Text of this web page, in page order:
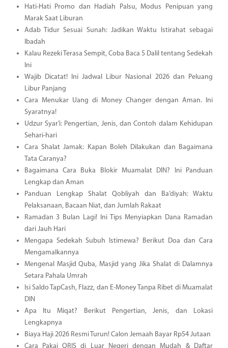
Hati-Hati Promo dan Hadiah Palsu, Modus Penipuan yang
Marak Saat Liburan
Adab Tidur Sesuai Sunah: Jadikan Waktu Istirahat sebagai
Ibadah
Kalau Rezeki Terasa Sempit, Coba Baca 5 Dalil tentang Sedekah
Ini
Wajib Dicatat! Ini Jadwal Libur Nasional 2026 dan Peluang
Libur Panjang
Cara Menukar Uang di Money Changer dengan Aman. Ini
Syaratnya!
Udzur Syar’i: Pengertian, Jenis, dan Contoh dalam Kehidupan
Sehari-hari
Cara Shalat Jamak: Kapan Boleh Dilakukan dan Bagaimana
Tata Caranya?
Bagaimana Cara Buka Blokir Muamalat DIN? Ini Panduan
Lengkap dan Aman
Panduan Lengkap Shalat Qobliyah dan Ba’diyah: Waktu
Pelaksanaan, Bacaan Niat, dan Jumlah Rakaat
Ramadan 3 Bulan Lagi! Ini Tips Menyiapkan Dana Ramadan
dari Jauh Hari
Mengapa Sedekah Subuh Istimewa? Berikut Doa dan Cara
Mengamalkannya
Mengenal Masjid Quba, Masjid yang Jika Shalat di Dalamnya
Setara Pahala Umrah
Isi Saldo TapCash, Flazz, dan E-Money Tanpa Ribet di Muamalat
DIN
Apa Itu Miqat? Berikut Pengertian, Jenis, dan Lokasi
Lengkapnya
Biaya Haji 2026 Resmi Turun! Calon Jemaah Bayar Rp54 Jutaan
Cara Pakai QRIS di Luar Negeri dengan Mudah & Daftar